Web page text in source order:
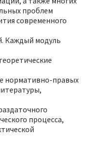
проблем
современного
Каждый модуль
нормативно-правых
процесса,